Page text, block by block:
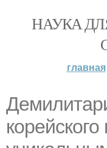
НАУКА
главная